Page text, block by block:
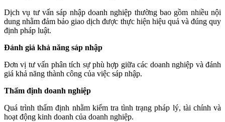
Dịch vụ tư vấn sáp nhập doanh nghiệp thường bao gồm nhiều nội
dung nhằm đảm bảo giao dịch được thực hiện hiệu quả và đúng quy
định pháp luật.
Đánh giá khả năng sáp nhập
Đơn vị tư vấn phân tích sự phù hợp giữa các doanh nghiệp và đánh
giá khả năng thành công của việc sáp nhập.
Thẩm định doanh nghiệp
Quá trình thẩm định nhằm kiểm tra tình trạng pháp lý, tài chính và
hoạt động kinh doanh của doanh nghiệp.